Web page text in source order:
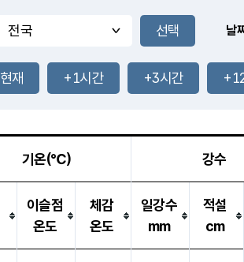
-mm
28.5
℃
29.3℃
1.3m/s
-mm
-mm
날
현재 +1시간 +3시간
기온(℃) 강수
이슬점
온도
체감
온도
일강수
mm
적설
cm